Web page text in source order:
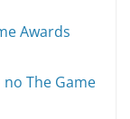
Awards
The Game